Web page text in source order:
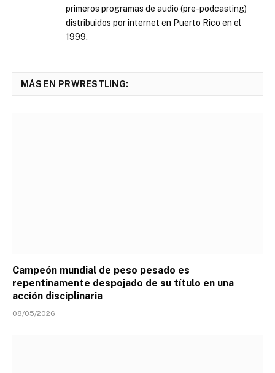
primeros programas de audio (pre-podcasting)
distribuidos por internet en Puerto Rico en el
1999.
MÁS EN PRWRESTLING:
Campeón mundial de peso pesado es
repentinamente despojado de su título en una
acción disciplinaria
08/05/2026